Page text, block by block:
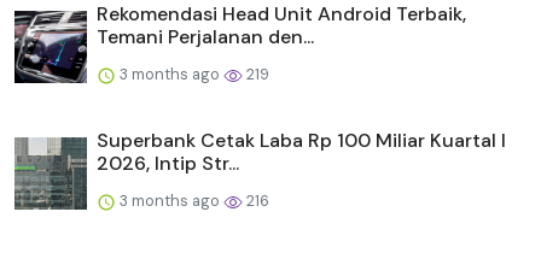
Rekomendasi Head Unit Android Terbaik,
Temani Perjalanan den...
3 months ago 219
Superbank Cetak Laba Rp 100 Miliar Kuartal I
2026, Intip Str...
3 months ago 216